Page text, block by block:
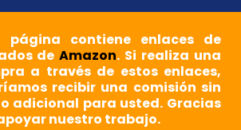
página contiene enlaces de
deAmazon. Si realiza una
a través de estos enlaces,
recibir una comisión sin
adicional para usted. Gracias
nuestro trabajo.